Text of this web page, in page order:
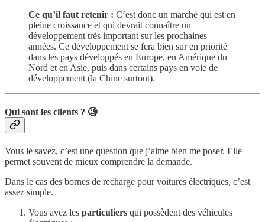
Ce qu’il faut retenir : C’est donc un marché qui est en
pleine croissance et qui devrait connaître un
développement très important sur les prochaines
années. Ce développement se fera bien sur en priorité
dans les pays développés en Europe, en Amérique du
Nord et en Asie, puis dans certains pays en voie de
développement (la Chine surtout).
Qui sont les clients ? 🧐
Vous le savez, c’est une question que j’aime bien me poser. Elle
permet souvent de mieux comprendre la demande.
Dans le cas des bornes de recharge pour voitures électriques, c’est
assez simple.
Vous avez les particuliers qui possèdent des véhicules